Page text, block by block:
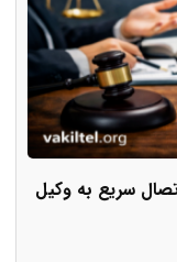
سریع به وکیل